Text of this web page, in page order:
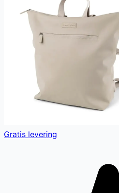
Gratis levering